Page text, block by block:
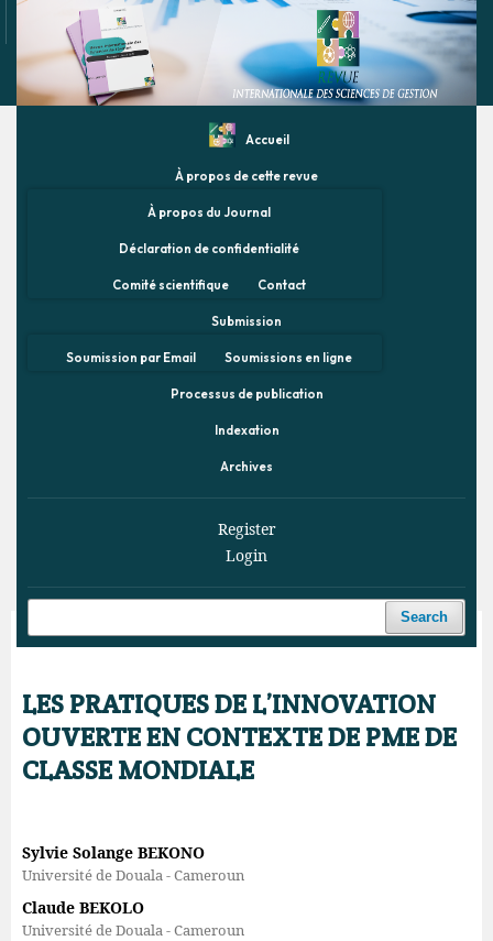
Accueil
À propos de cette revue
À propos du Journal
Déclaration de confidentialité
Comité scientifique Contact
Submission
Soumission par Email Soumissions en ligne
Processus de publication
Indexation
Archives
Register
Login
Search
Home / Archives / Vol. 3 No. 2 (2020) / Articles
LES PRATIQUES DE L’INNOVATION
OUVERTE EN CONTEXTE DE PME DE
CLASSE MONDIALE
Sylvie Solange BEKONO
Université de Douala - Cameroun
Claude BEKOLO
Université de Douala - Cameroun